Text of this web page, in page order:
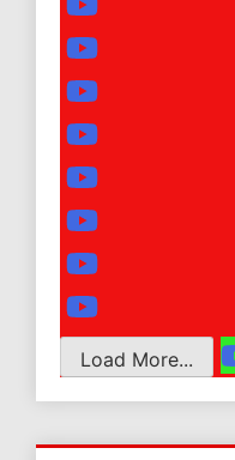
Load More...